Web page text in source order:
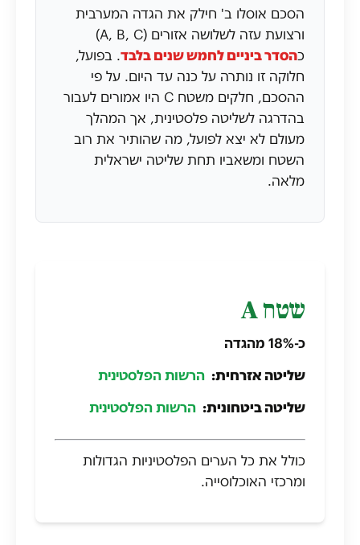
הסכם אוסלו ב' חילק את הגדה המערבית
ורצועת עזה לשלושה אזורים (A, B, C)
כהסדר ביניים לחמש שנים בלבד. בפועל,
חלוקה זו נותרה על כנה עד היום. על פי
ההסכם, חלקים משטח C היו אמורים לעבור
בהדרגה לשליטה פלסטינית, אך המהלך
מעולם לא יצא לפועל, מה שהותיר את רוב
השטח ומשאביו תחת שליטה ישראלית
מלאה.
שטח A
כ-18% מהגדה
שליטה אזרחית: הרשות הפלסטינית
שליטה ביטחונית: הרשות הפלסטינית
כולל את כל הערים הפלסטיניות הגדולות
ומרכזי האוכלוסייה.